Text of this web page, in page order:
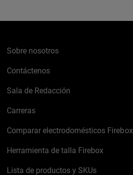
Sobre nosotros
Contáctenos
Sala de Redacción
Carreras
Comparar electrodomésticos Firebox
Herramienta de talla Firebox
Lista de productos y SKUs